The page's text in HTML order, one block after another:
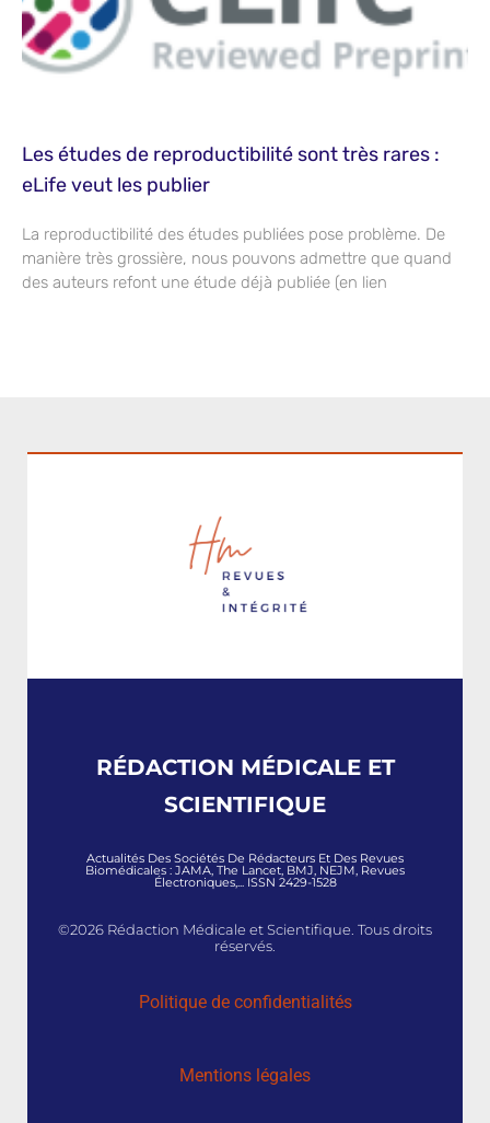
Les études de reproductibilité sont très rares :
eLife veut les publier
La reproductibilité des études publiées pose problème. De
manière très grossière, nous pouvons admettre que quand
des auteurs refont une étude déjà publiée (en lien
RÉDACTION MÉDICALE ET
SCIENTIFIQUE
Actualités Des Sociétés De Rédacteurs Et Des Revues
Biomédicales : JAMA, The Lancet, BMJ, NEJM, Revues
Électroniques,... ISSN 2429-1528
©2026 Rédaction Médicale et Scientifique. Tous droits
réservés.
Politique de confidentialités
Mentions légales